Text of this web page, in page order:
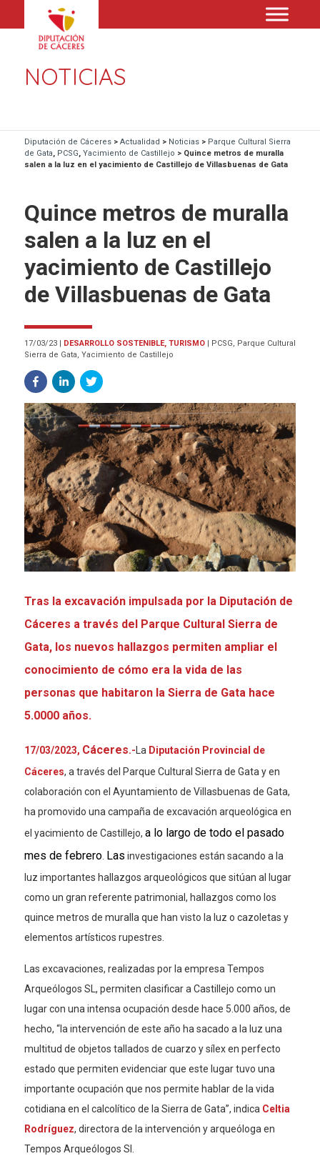
NOTICIAS
Diputación de Cáceres> Actualidad > Noticias> Parque Cultural Sierra
de Gata, PCSG, Yacimiento de Castillejo > Quince metros de muralla
salen a la luz en el yacimiento de Castillejo de Villasbuenas de Gata
Quince metros de muralla
salen a la luz en el
yacimiento de Castillejo
de Villasbuenas de Gata
17/03/23 | DESARROLLO SOSTENIBLE, TURISMO | PCSG, Parque Cultural
Sierra de Gata, Yacimiento de Castillejo
Tras la excavación impulsada por la Diputación de
Cáceres a través del Parque Cultural Sierra de
Gata, los nuevos hallazgos permiten ampliar el
conocimiento de cómo era la vida de las
personas que habitaron la Sierra de Gata hace
5.0000 años.
17/03/2023, Cáceres.- La Diputación Provincial de
Cáceres, a través del Parque Cultural Sierra de Gata y en
colaboración con el Ayuntamiento de Villasbuenas de Gata,
ha promovido una campaña de excavación arqueológica en
el yacimiento de Castillejo, a lo largo de todo el pasado
mes de febrero. Las investigaciones están sacando a la
luz importantes hallazgos arqueológicos que sitúan al lugar
como un gran referente patrimonial, hallazgos como los
quince metros de muralla que han visto la luz o cazoletas y
elementos artísticos rupestres.
Las excavaciones, realizadas por la empresa Tempos
Arqueólogos SL, permiten clasificar a Castillejo como un
lugar con una intensa ocupación desde hace 5.000 años, de
hecho, “la intervención de este año ha sacado a la luz una
multitud de objetos tallados de cuarzo y sílex en perfecto
estado que permiten evidenciar que este lugar tuvo una
importante ocupación que nos permite hablar de la vida
cotidiana en el calcolítico de la Sierra de Gata”, indica Celtia
Rodríguez, directora de la intervención y arqueóloga en
Tempos Arqueólogos Sl.